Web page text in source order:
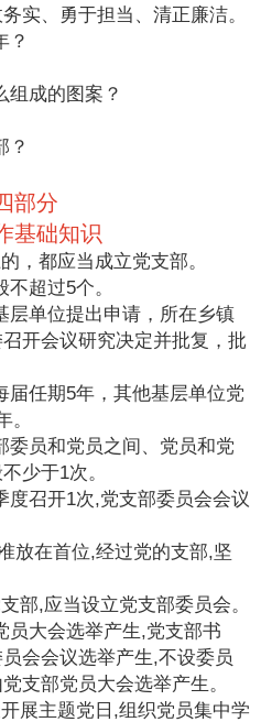
实、勇于担当、清正廉洁。
？
组成的图案？
？
部分
基础知识
，都应当成立党支部。
超过5个。
层单位提出申请，所在乡镇
召开会议研究决定并批复，批
届任期5年，其他基层单位党
。
委员和党员之间、党员和党
少于1次。
度召开1次,党支部委员会会议
放在首位,经过党的支部,坚
部,应当设立党支部委员会。
员大会选举产生,党支部书
会会议选举产生,不设委员
支部党员大会选举产生。
展主题党日,组织党员集中学